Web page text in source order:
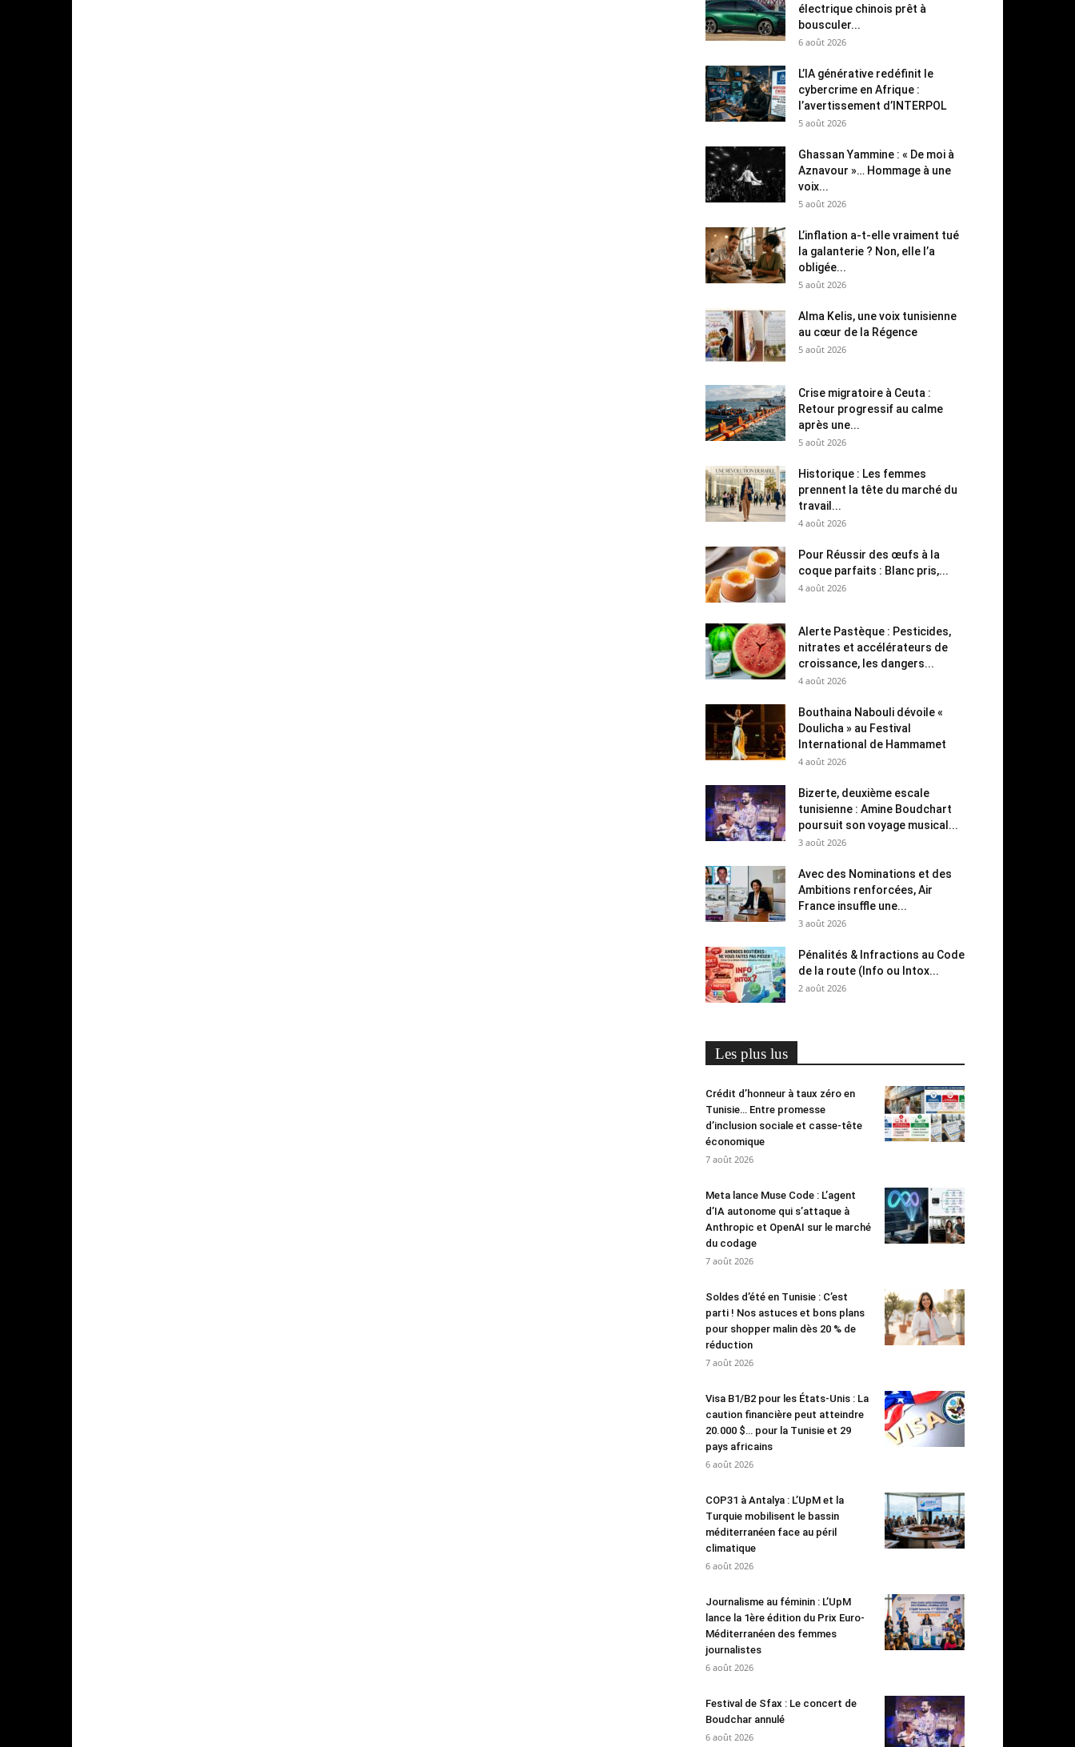
électrique chinois prêt à
bousculer...
6 août 2026
L’IA générative redéfinit le
cybercrime en Afrique :
l’avertissement d’INTERPOL
5 août 2026
Ghassan Yammine : « De moi à
Aznavour »… Hommage à une
voix...
5 août 2026
L’inflation a-t-elle vraiment tué
la galanterie ? Non, elle l’a
obligée...
5 août 2026
Alma Kelis, une voix tunisienne
au cœur de la Régence
5 août 2026
Crise migratoire à Ceuta :
Retour progressif au calme
après une...
5 août 2026
Historique : Les femmes
prennent la tête du marché du
travail...
4 août 2026
Pour Réussir des œufs à la
coque parfaits : Blanc pris,...
4 août 2026
Alerte Pastèque : Pesticides,
nitrates et accélérateurs de
croissance, les dangers...
4 août 2026
Bouthaina Nabouli dévoile «
Doulicha » au Festival
International de Hammamet
4 août 2026
Bizerte, deuxième escale
tunisienne : Amine Boudchart
poursuit son voyage musical...
3 août 2026
Avec des Nominations et des
Ambitions renforcées, Air
France insuffle une...
3 août 2026
Pénalités & Infractions au Code
de la route (Info ou Intox...
2 août 2026
Les plus lus
Crédit d’honneur à taux zéro en
Tunisie… Entre promesse
d’inclusion sociale et casse-tête
économique
7 août 2026
Meta lance Muse Code : L’agent
d’IA autonome qui s’attaque à
Anthropic et OpenAI sur le marché
du codage
7 août 2026
Soldes d’été en Tunisie : C’est
parti ! Nos astuces et bons plans
pour shopper malin dès 20 % de
réduction
7 août 2026
Visa B1/B2 pour les États-Unis : La
caution financière peut atteindre
20.000 $… pour la Tunisie et 29
pays africains
6 août 2026
COP31 à Antalya : L’UpM et la
Turquie mobilisent le bassin
méditerranéen face au péril
climatique
6 août 2026
Journalisme au féminin : L’UpM
lance la 1ère édition du Prix Euro-
Méditerranéen des femmes
journalistes
6 août 2026
Festival de Sfax : Le concert de
Boudchar annulé
6 août 2026